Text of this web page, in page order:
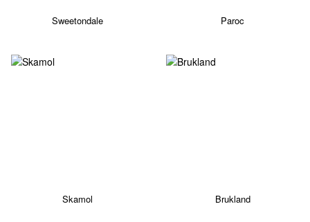
Sweetondale Paroc
Skamol Brukland